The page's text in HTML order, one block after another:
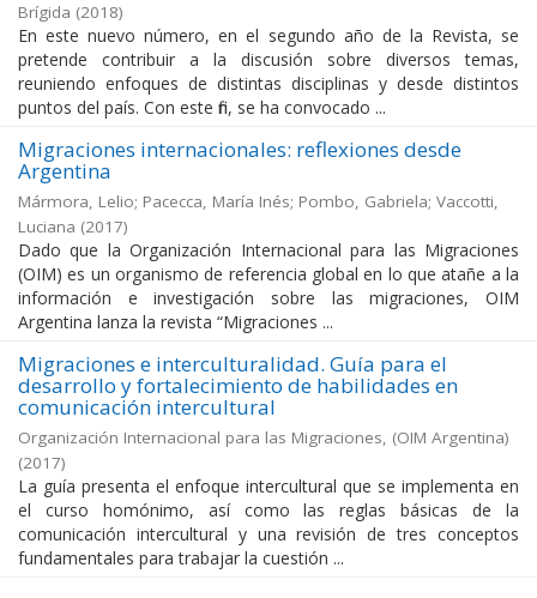
Brígida (2018)
En este nuevo número, en el segundo año de la Revista, se
pretende contribuir a la discusión sobre diversos temas,
reuniendo enfoques de distintas disciplinas y desde distintos
puntos del país. Con este fin, se ha convocado ...
Migraciones internacionales: reflexiones desde
Argentina
Mármora, Lelio; Pacecca, María Inés; Pombo, Gabriela; Vaccotti,
Luciana (2017)
Dado que la Organización Internacional para las Migraciones
(OIM) es un organismo de referencia global en lo que atañe a la
información e investigación sobre las migraciones, OIM
Argentina lanza la revista “Migraciones ...
Migraciones e interculturalidad. Guía para el
desarrollo y fortalecimiento de habilidades en
comunicación intercultural
Organización Internacional para las Migraciones, (OIM Argentina)
(2017)
La guía presenta el enfoque intercultural que se implementa en
el curso homónimo, así como las reglas básicas de la
comunicación intercultural y una revisión de tres conceptos
fundamentales para trabajar la cuestión ...